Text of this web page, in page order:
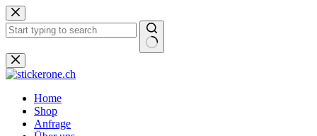
Zum
Inhalt
springen
Keine
Ergebnisse
Home
Shop
Anfrage